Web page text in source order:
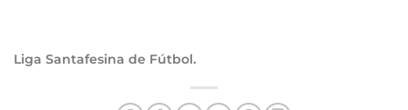
Liga Santafesina de Fútbol.